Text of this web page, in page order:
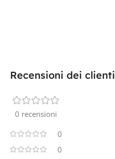
Recensioni dei clienti
0 recensioni
0
0